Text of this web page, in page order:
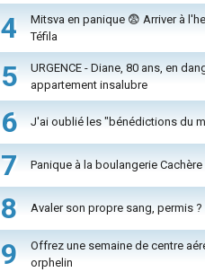
4
Mitsva en panique 😨 Arriver à
Téfila
5
URGENCE - Diane, 80 ans, en
appartement insalubre
6 J'ai oublié les "bénédictions du
7 Panique à la boulangerie Cachère
8 Avaler son propre sang, permis ?
9
Offrez une semaine de centre
orphelin